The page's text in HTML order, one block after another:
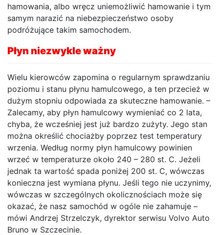
hamowania, albo wręcz uniemożliwić hamowanie i tym
samym narazić na niebezpieczeństwo osoby
podróżujące takim samochodem.
Płyn niezwykle ważny
Wielu kierowców zapomina o regularnym sprawdzaniu
poziomu i stanu płynu hamulcowego, a ten przecież w
dużym stopniu odpowiada za skuteczne hamowanie. –
Zalecamy, aby płyn hamulcowy wymieniać co 2 lata,
chyba, że wcześniej jest już bardzo zużyty. Jego stan
można określić chociażby poprzez test temperatury
wrzenia. Według normy płyn hamulcowy powinien
wrzeć w temperaturze około 240 – 280 st. C. Jeżeli
jednak ta wartość spada poniżej 200 st. C, wówczas
konieczna jest wymiana płynu. Jeśli tego nie uczynimy,
wówczas w szczególnych okolicznościach może się
okazać, że nasz samochód w ogóle nie zahamuje –
mówi Andrzej Strzelczyk, dyrektor serwisu Volvo Auto
Bruno w Szczecinie.